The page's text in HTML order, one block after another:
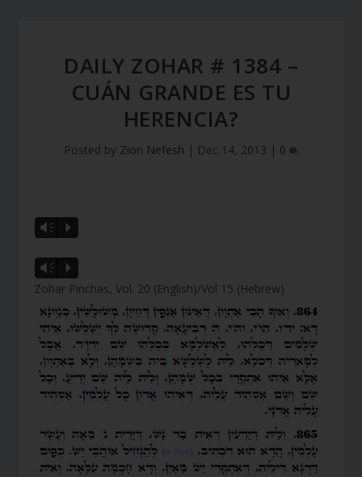
DAILY ZOHAR # 1384 –
CUÁN GRANDE ES TU
HERENCIA?
Posted by Zion Nefesh | Dec 14, 2013 | 0
Vm P
Vm P
Zohar Pinchas, Vol. 20 (English)/Vol 15 (Hebrew)